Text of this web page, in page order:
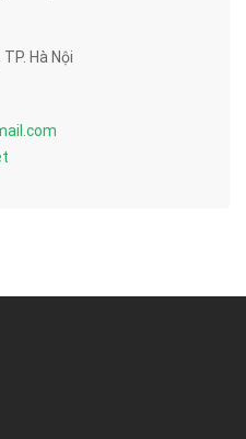
Hà Nội